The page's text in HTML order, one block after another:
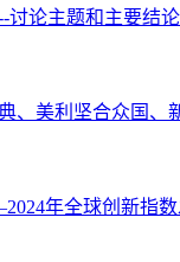
讨论主题和主要结
、美利坚合众国
年全球创新指数